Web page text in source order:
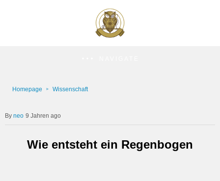
Homepage Wissenschaft
neo 9 Jahren ago
Wie entsteht ein Regenbogen